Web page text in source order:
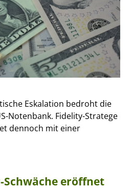
Eskalation bedroht die
Notenbank. Fidelity-Stratege
dennoch mit einer
eröffnet